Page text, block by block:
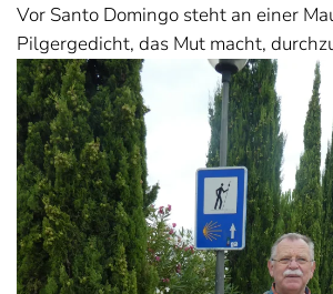
Vor Santo Domingo steht an einer
Pilgergedicht, das Mut macht,